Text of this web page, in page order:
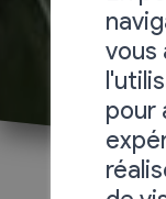
vous
pour